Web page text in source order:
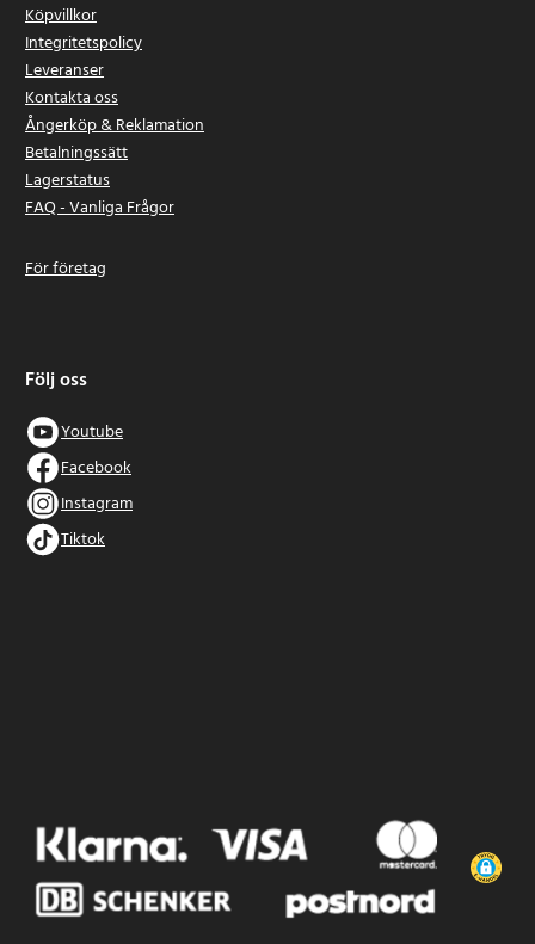
Köpvillkor
Integritetspolicy
Leveranser
Kontakta oss
Ångerköp & Reklamation
Betalningssätt
Lagerstatus
FAQ - Vanliga Frågor
För företag
Följ oss
Youtube
Facebook
Instagram
Tiktok